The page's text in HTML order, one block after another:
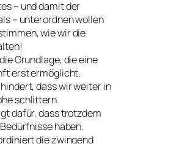
– und damit der
– unterordnen wollen
wie wir die
Grundlage, die eine
erst ermöglicht.
dass wir weiter in
schlittern.
dafür, dass trotzdem
haben.
die zwingend